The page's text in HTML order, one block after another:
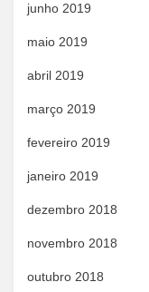
junho 2019
maio 2019
abril 2019
março 2019
fevereiro 2019
janeiro 2019
dezembro 2018
novembro 2018
outubro 2018